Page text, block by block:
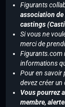
Figurants
association de
castings
Si vous ne
merci de
Figurants.com
informations
Pour en savoir
devez créer
Vous pourrez
membre,